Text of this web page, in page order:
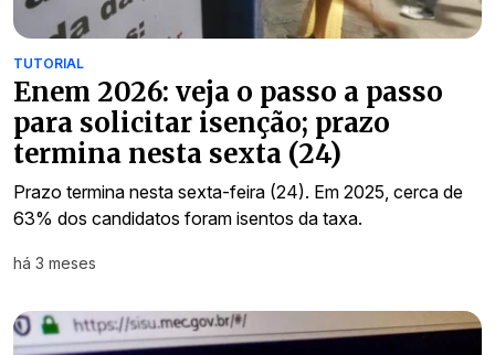
TUTORIAL
Enem 2026: veja o passo a passo
para solicitar isenção; prazo
termina nesta sexta (24)
Prazo termina nesta sexta-feira (24). Em 2025, cerca de
63% dos candidatos foram isentos da taxa.
há 3 meses